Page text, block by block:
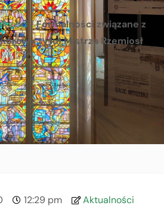
/Formalności związane z
tytuł Mistrza Rzemiosł
12:29 pm Aktualności